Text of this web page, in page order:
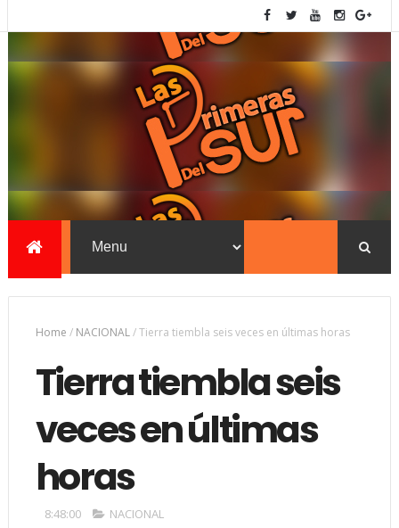
Home / NACIONAL/Tierra tiembla seis veces en últimas horas
Tierra tiembla seis
veces en últimas
horas
8:48:00 NACIONAL